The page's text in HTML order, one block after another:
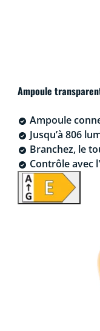
Ampoule
Ampoule
Jusqu’à 806
Branchez, le
Contrôle avec